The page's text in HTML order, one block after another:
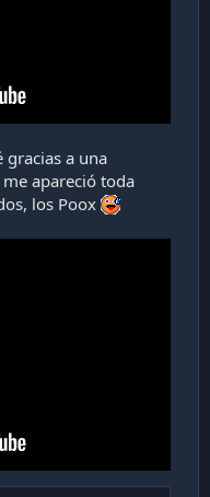
gracias a una
apareció toda
los Poox